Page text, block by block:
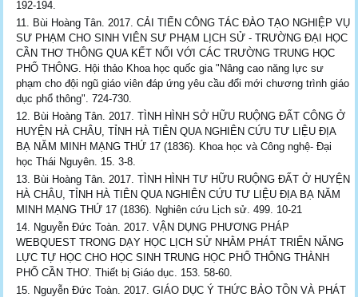
192-194.
Bùi Hoàng Tân. 2017. CẢI TIẾN CÔNG TÁC ĐÀO TẠO NGHIỆP VỤ
SƯ PHẠM CHO SINH VIÊN SƯ PHẠM LỊCH SỬ - TRƯỜNG ĐẠI HỌC
CẦN THƠ THÔNG QUA KẾT NỐI VỚI CÁC TRƯỜNG TRUNG HỌC
PHỔ THÔNG. Hội thảo Khoa học quốc gia "Nâng cao năng lực sư
phạm cho đội ngũ giáo viên đáp ứng yêu cầu đổi mới chương trình giáo
dục phổ thông". 724-730.
Bùi Hoàng Tân. 2017. TÌNH HÌNH SỞ HỮU RUỘNG ĐẤT CÔNG Ở
HUYỆN HÀ CHÂU, TỈNH HÀ TIÊN QUA NGHIÊN CỨU TƯ LIỆU ĐỊA
BẠ NĂM MINH MẠNG THỨ 17 (1836). Khoa học và Công nghệ- Đại
học Thái Nguyên. 15. 3-8.
Bùi Hoàng Tân. 2017. TÌNH HÌNH TƯ HỮU RUỘNG ĐẤT Ở HUYỆN
HÀ CHÂU, TỈNH HÀ TIÊN QUA NGHIÊN CỨU TƯ LIỆU ĐỊA BẠ NĂM
MINH MẠNG THỨ 17 (1836). Nghiên cứu Lịch sử. 499. 10-21
Nguyễn Đức Toàn. 2017. VẬN DỤNG PHƯƠNG PHÁP
WEBQUEST TRONG DẠY HỌC LỊCH SỬ NHẰM PHÁT TRIỂN NĂNG
LỰC TỰ HỌC CHO HỌC SINH TRUNG HỌC PHỔ THÔNG THÀNH
PHỐ CẦN THƠ. Thiết bị Giáo dục. 153. 58-60.
Nguyễn Đức Toàn. 2017. GIÁO DỤC Ý THỨC BẢO TỒN VÀ PHÁT